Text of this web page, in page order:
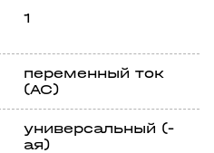
1
переменный ток
(AC)
универсальный (-
ая)